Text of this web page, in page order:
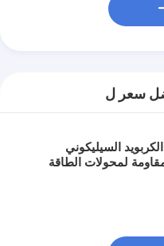
سعر ل
MOSFET الكربويد السيليكوني
لمحولات الطاقة